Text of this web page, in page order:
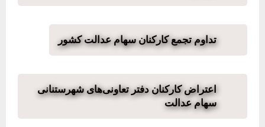
تداوم تجمع کارکنان سهام عدالت کشور
اعتراض کارکنان دفتر تعاونی‌های شهرستنانی
سهام عدالت